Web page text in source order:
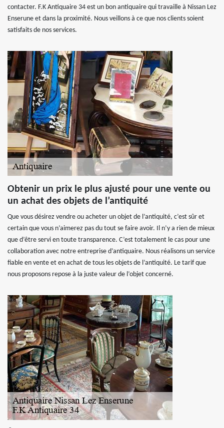
contacter. F.K Antiquaire 34 est un bon antiquaire qui travaille à Nissan Lez
Enserune et dans la proximité. Nous veillons à ce que nos clients soient
satisfaits de nos services.
Obtenir un prix le plus ajusté pour une vente ou
un achat des objets de l’antiquité
Que vous désirez vendre ou acheter un objet de l’antiquité, c’est sûr et
certain que vous n’aimerez pas du tout se faire avoir. Il n’y a rien de mieux
que d’être servi en toute transparence. C’est totalement le cas pour une
collaboration avec notre entreprise d’antiquaire. Nous réalisons un service
fiable en vente et en achat de tous les objets de l’antiquité. Le tarif que
nous proposons repose à la juste valeur de l’objet concerné.